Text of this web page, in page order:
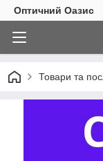
Оптичний Оазис
Товари та